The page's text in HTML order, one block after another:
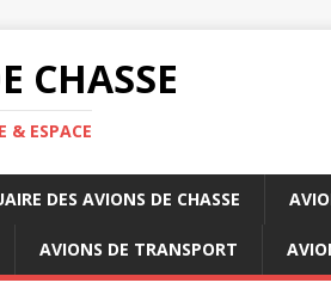
CHASSE
& ESPACE
DES AVIONS DE CHASSE
AVIONS DE TRANSPORT